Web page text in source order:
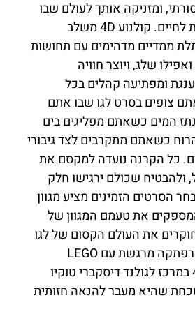
ומזניקה אותך לעולם שבו
דמויות לגו מתעוררות לחיים. קולנוע 4D משלב
ממדיים מדהימים עם תחושות
שלג, ויוצר חוויה
ומפתיעה קהלים בכל
צופים בסרט לגו שבו אתם
המים כשאתם מפליגים בים
כשאתם מתקרבים לצד גיבורי
כל הקרנה נועדה למקסם את
שכולם ירגישו חלק
הסרטים הזמינים מציע מגוון
את טעמם המגוון של
את העולם הקסום של לגו
נינג'גו או יוצאים להרפתקה מרגשת עם LEGO
Friends, קולנוע 4D במרכז לגולנד דיסקברי טוקיו
שהיא מעבר להנאה חזותית